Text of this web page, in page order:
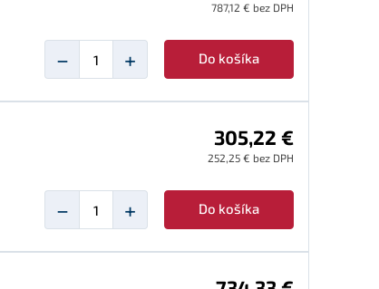
787,12 € bez DPH
− + Do košíka
305,22 €
252,25 € bez DPH
− + Do košíka